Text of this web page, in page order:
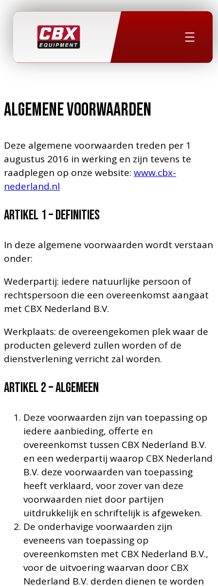
Algemene voorwaarden
Deze algemene voorwaarden treden per 1
augustus 2016 in werking en zijn tevens te
raadplegen op onze website: www.cbx-
nederland.nl
Artikel 1 – DEFINITIES
In deze algemene voorwaarden wordt verstaan
onder:
Wederpartij: iedere natuurlijke persoon of
rechtspersoon die een overeenkomst aangaat
met CBX Nederland B.V.
Werkplaats: de overeengekomen plek waar de
producten geleverd zullen worden of de
dienstverlening verricht zal worden.
Artikel 2 – ALGEMEEN
Deze voorwaarden zijn van toepassing op
iedere aanbieding, offerte en
overeenkomst tussen CBX Nederland B.V.
en een wederpartij waarop CBX Nederland
B.V. deze voorwaarden van toepassing
heeft verklaard, voor zover van deze
voorwaarden niet door partijen
uitdrukkelijk en schriftelijk is afgeweken.
De onderhavige voorwaarden zijn
eveneens van toepassing op
overeenkomsten met CBX Nederland B.V.,
voor de uitvoering waarvan door CBX
Nederland B.V. derden dienen te worden